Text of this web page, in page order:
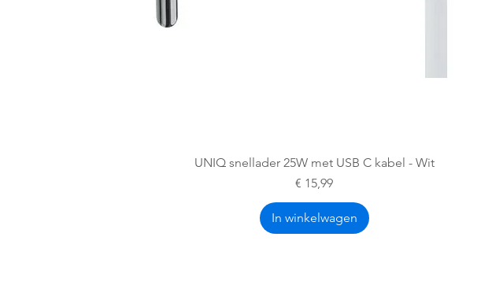
Snel overzicht
UNIQ snellader 25W met USB C kabel - Wit
Prijs
€ 15,99
In winkelwagen